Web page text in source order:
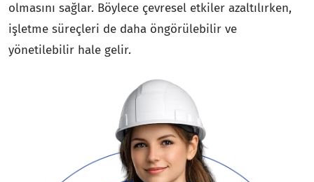
olmasını sağlar. Böylece çevresel etkiler azaltılırken,
işletme süreçleri de daha öngörülebilir ve
yönetilebilir hale gelir.